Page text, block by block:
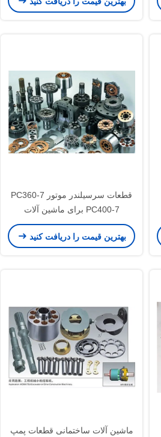
قطعات سرسیلندر موتور PC360-7
PC400-7 برای ماشین آلات
ساختمانی Liebherr
بهترین قیمت را دریافت کنید
ماشین آلات ساختمانی قطعات پمپ